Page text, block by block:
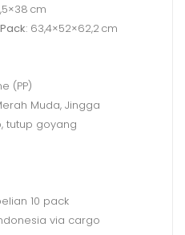
cm
: 63,4×52×62,2 cm
(PP)
Muda, Jingga
tutup goyang
10 pack
via cargo